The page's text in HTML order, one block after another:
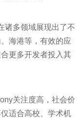
诸多领域展现出了不
海港等，有效的应
更多开发者投入其
关注度高，社会价
适合高校、学术机